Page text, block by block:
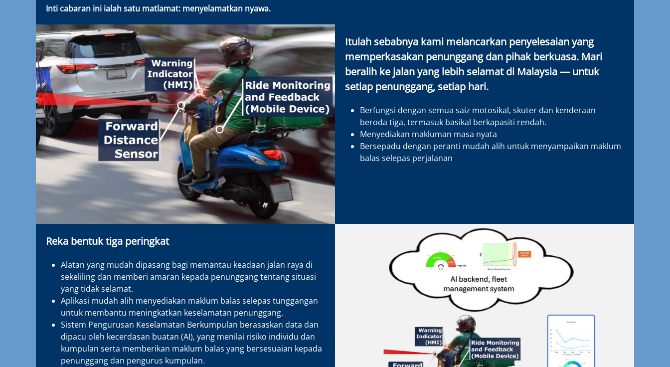
Inti cabaran ini ialah satu matlamat: menyelamatkan nyawa.
Itulah sebabnya kami melancarkan penyelesaian yang
memperkasakan penunggang dan pihak berkuasa. Mari
beralih ke jalan yang lebih selamat di Malaysia — untuk
setiap penunggang, setiap hari.
Berfungsi dengan semua saiz motosikal, skuter dan kenderaan
beroda tiga, termasuk basikal berkapasiti rendah.
Menyediakan makluman masa nyata
Bersepadu dengan peranti mudah alih untuk menyampaikan maklum
balas selepas perjalanan
Reka bentuk tiga peringkat
Alatan yang mudah dipasang bagi memantau keadaan jalan raya di
sekeliling dan memberi amaran kepada penunggang tentang situasi
yang tidak selamat.
Aplikasi mudah alih menyediakan maklum balas selepas tunggangan
untuk membantu meningkatkan keselamatan penunggang.
Sistem Pengurusan Keselamatan Berkumpulan berasaskan data dan
dipacu oleh kecerdasan buatan (AI), yang menilai risiko individu dan
kumpulan serta memberikan maklum balas yang bersesuaian kepada
penunggang dan pengurus kumpulan.